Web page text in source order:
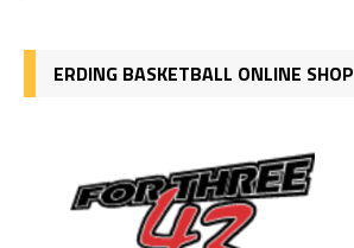
ERDING BASKETBALL ONLINE SHOP